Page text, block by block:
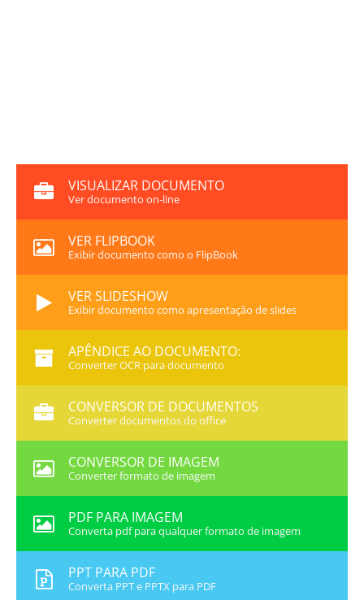
VISUALIZAR DOCUMENTO
Ver documento on-line
VER FLIPBOOK
Exibir documento como o FlipBook
VER SLIDESHOW
Exibir documento como apresentação de slides
APÊNDICE AO DOCUMENTO:
Converter OCR para documento
CONVERSOR DE DOCUMENTOS
Converter documentos do office
CONVERSOR DE IMAGEM
Converter formato de imagem
PDF PARA IMAGEM
Converta pdf para qualquer formato de imagem
PPT PARA PDF
Converta PPT e PPTX para PDF